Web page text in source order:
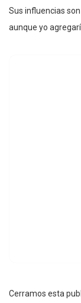
Sus influencias son
aunque yo
Cerramos esta